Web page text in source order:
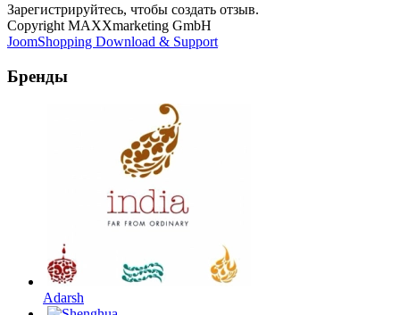
Зарегистрируйтесь, чтобы создать отзыв.
Copyright MAXXmarketing GmbH
JoomShopping Download & Support
Бренды
Adarsh